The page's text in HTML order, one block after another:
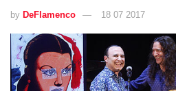
by DeFlamenco 18 07 2017